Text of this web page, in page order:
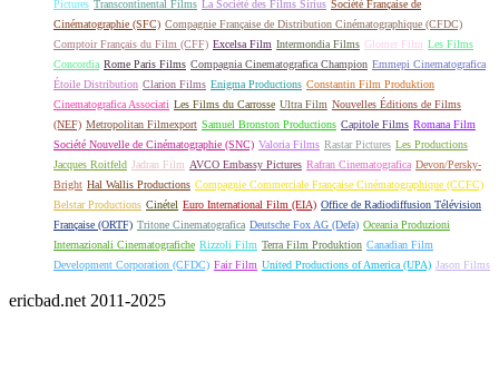
Pictures Transcontinental Films La Société des Films Sirius Société Française de
Cinématographie (SFC) Compagnie Française de Distribution Cinématographique (CFDC)
Comptoir Français du Film (CFF) Excelsa Film Intermondia Films Glomer Film Les Films
Concordia Rome Paris Films Compagnia Cinematografica Champion Emmepi Cinematografica
Étoile Distribution Clarion Films Enigma Productions Constantin Film Produktion
Cinematografica Associati Les Films du Carrosse Ultra Film Nouvelles Éditions de Films
(NEF) Metropolitan Filmexport Samuel Bronston Productions Capitole Films Romana Film
Société Nouvelle de Cinématographie (SNC) Valoria Films Rastar Pictures Les Productions
Jacques Roitfeld Jadran Film AVCO Embassy Pictures Rafran Cinematografica Devon/Persky-
Bright Hal Wallis Productions Compagnie Commerciale Française Cinématographique (CCFC)
Belstar Productions Cinétel Euro International Film (EIA) Office de Radiodiffusion Télévision
Française (ORTF) Tritone Cinematografica Deutsche Fox AG (Defa) Oceania Produzioni
Internazionali Cinematografiche Rizzoli Film Terra Film Produktion Canadian Film
Development Corporation (CFDC) Fair Film United Productions of America (UPA) Jason Films
ericbad.net 2011-2025